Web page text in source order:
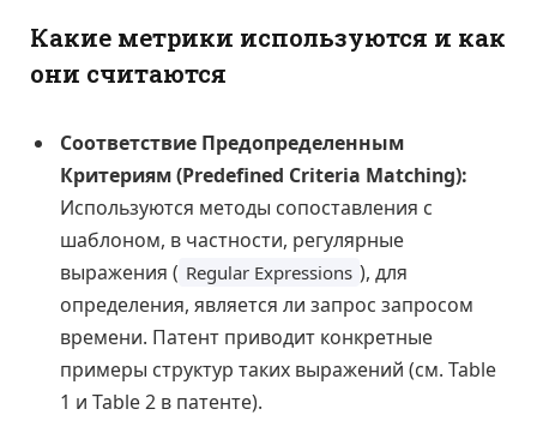
Какие метрики используются и как
они считаются
Соответствие Предопределенным
Критериям (Predefined Criteria Matching):
Используются методы сопоставления с
шаблоном, в частности, регулярные
выражения ( Regular Expressions ), для
определения, является ли запрос запросом
времени. Патент приводит конкретные
примеры структур таких выражений (см. Table
1 и Table 2 в патенте).